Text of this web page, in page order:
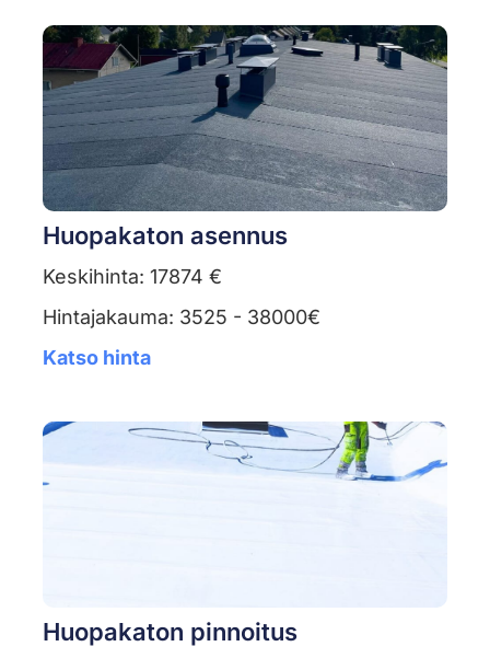
Huopakaton asennus
Keskihinta: 17874 €
Hintajakauma: 3525 - 38000€
Katso hinta
Huopakaton pinnoitus